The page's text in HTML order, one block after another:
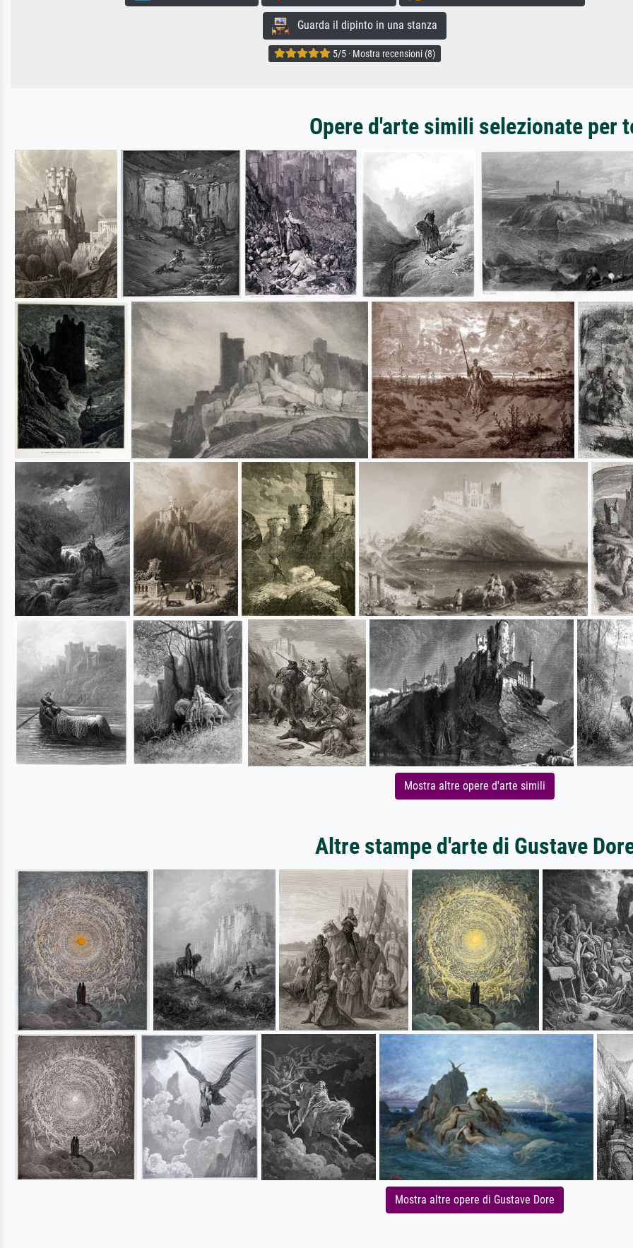
Guarda il dipinto in una stanza
5/5 · Mostra recensioni (8)
Opere d'arte simili selezionate per
Mostra altre opere d'arte simili
Altre stampe d'arte di Gustave
Mostra altre opere di Gustave Dore